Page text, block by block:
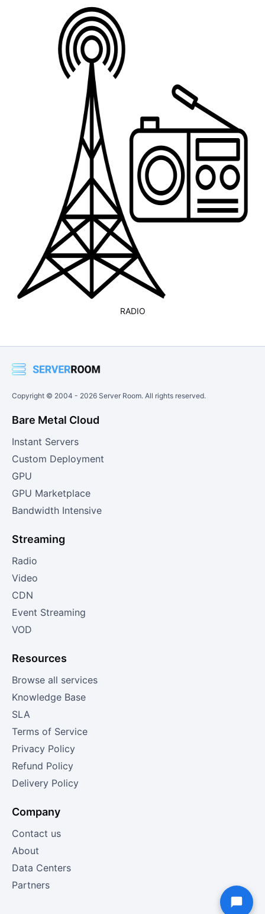
RADIO
Copyright © 2004 - 2026 Server Room. All rights reserved.
Bare Metal Cloud
Instant Servers
Custom Deployment
GPU
GPU Marketplace
Bandwidth Intensive
Streaming
Radio
Video
CDN
Event Streaming
VOD
Resources
Browse all services
Knowledge Base
SLA
Terms of Service
Privacy Policy
Refund Policy
Delivery Policy
Company
Contact us
About
Data Centers
Partners